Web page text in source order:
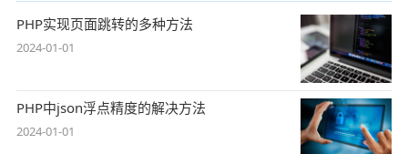
PHP实现页面跳转的多种方法
2024-01-01
PHP中json浮点精度的解决方法
2024-01-01